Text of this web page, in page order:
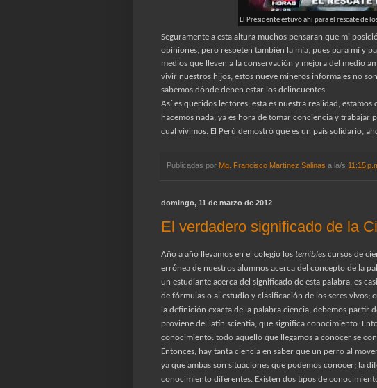
El Presidente estuvó ahí para el rescate de
Seguramente a esta altura muchos pensaran que mi
opiniones, pero respeten también la mía, pues para mí y
medios que lleven a la conservación y mejora del medio
vivir nuestros hijos, estos nueve mineros informales no
sabemos dónde deben estar los delincuentes.
Así es queridos lectores, esta es nuestra realidad,
hacemos nada, ya es hora de tomar conciencia y trabajar
cual vivimos. El Perú demostró que es un país solidario,
Publicadas por Mg. Francisco Martínez Salinas a la/s 11:15
domingo, 11 de marzo de 2012
El verdadero significado de la
Año a año llevamos en el colegio los temibles cursos de
errónea de nuestros alumnos acerca del concepto de la
un estudiante acerca del significado de esta palabra, es
de fórmulas o al estudio y clasificación de los seres vivos;
la definición exacta de la palabra ciencia, debemos partir
proviene del latín scientia, que significa conocimiento.
conocimiento: todo aquello que llegamos a conocer se
Entonces, hay tanta ciencia en saber que un perro al
ya que ambas son situaciones que podemos conocer; la
conocimiento diferentes. Existen dos tipos de